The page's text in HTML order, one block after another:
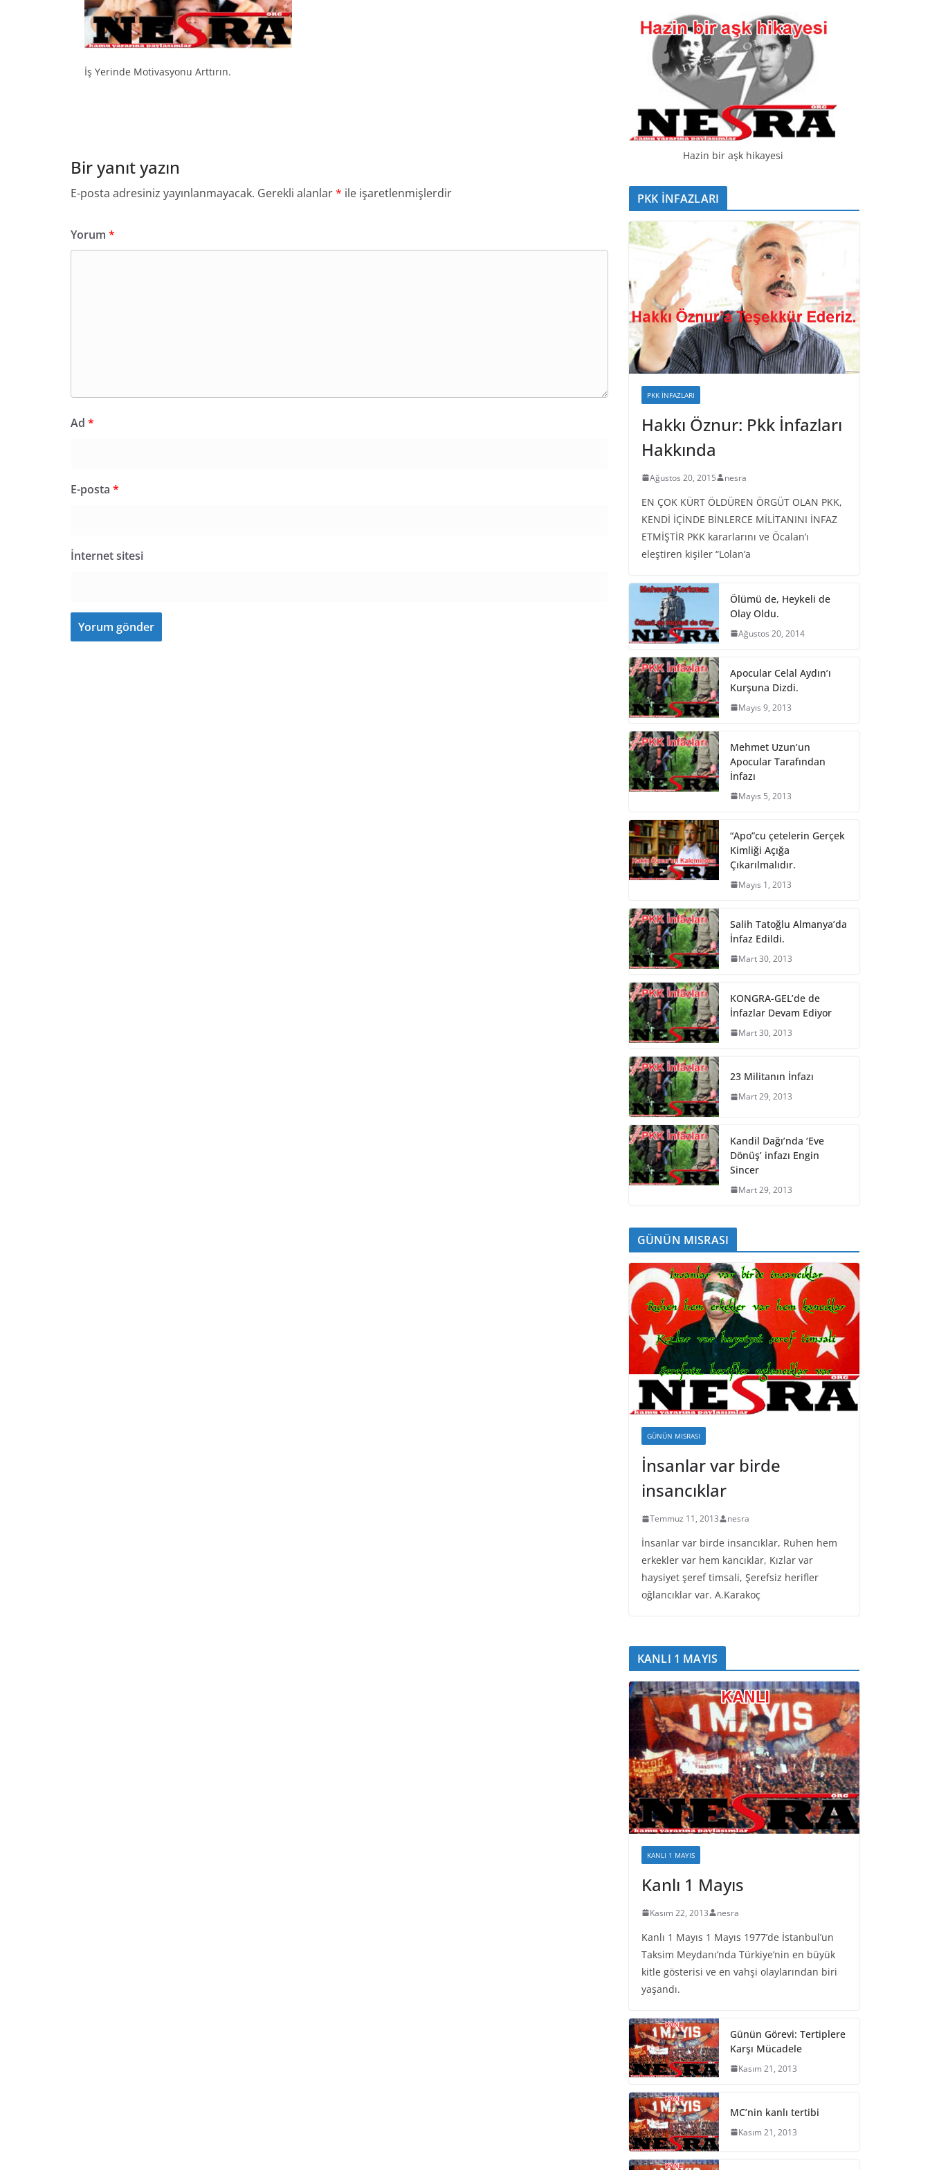
İş Yerinde Motivasyonu Arttırın.
Bir yanıt yazın
E-posta adresiniz yayınlanmayacak. Gerekli alanlar* ile işaretlenmişlerdir
Yorum *
Ad *
E-posta *
İnternet sitesi
Hazin bir aşk hikayesi
PKK İNFAZLARI
PKK İNFAZLARI
Hakkı Öznur: Pkk İnfazları
Hakkında
Ağustos 20, 2015 nesra
EN ÇOK KÜRT ÖLDÜREN ÖRGÜT OLAN PKK,
KENDİ İÇİNDE BİNLERCE MİLİTANINI İNFAZ
ETMİŞTİR PKK kararlarını ve Öcalan’ı
eleştiren kişiler “Lolan’a
Ölümü de, Heykeli de
Olay Oldu.
Ağustos 20, 2014
Apocular Celal Aydın’ı
Kurşuna Dizdi.
Mayıs 9, 2013
Mehmet Uzun’un
Apocular Tarafından
İnfazı
Mayıs 5, 2013
“Apo”cu çetelerin Gerçek
Kimliği Açığa
Çıkarılmalıdır.
Mayıs 1, 2013
Salih Tatoğlu Almanya’da
İnfaz Edildi.
Mart 30, 2013
KONGRA-GEL’de de
İnfazlar Devam Ediyor
Mart 30, 2013
23 Militanın İnfazı
Mart 29, 2013
Kandil Dağı’nda ‘Eve
Dönüş’ infazı Engin
Sincer
Mart 29, 2013
GÜNÜN MISRASI
GÜNÜN MISRASI
İnsanlar var birde
insancıklar
Temmuz 11, 2013 nesra
İnsanlar var birde insancıklar, Ruhen hem
erkekler var hem kancıklar, Kızlar var
haysiyet şeref timsali, Şerefsiz herifler
oğlancıklar var. A.Karakoç
KANLI 1 MAYIS
KANLI 1 MAYIS
Kanlı 1 Mayıs
Kasım 22, 2013 nesra
Kanlı 1 Mayıs 1 Mayıs 1977’de İstanbul’un
Taksim Meydanı’nda Türkiye’nin en büyük
kitle gösterisi ve en vahşi olaylarından biri
yaşandı.
Günün Görevi: Tertiplere
Karşı Mücadele
Kasım 21, 2013
MC’nin kanlı tertibi
Kasım 21, 2013